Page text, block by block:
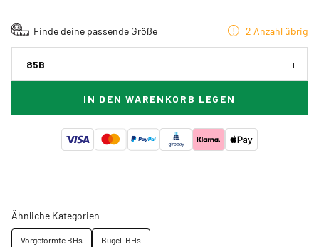
Finde deine passende Größe 2 Anzahl übrig
85B
IN DEN WARENKORB LEGEN
Ähnliche Kategorien
Vorgeformte BHs Bügel-BHs